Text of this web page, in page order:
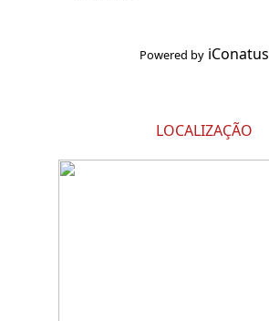
Powered by iConatus
LOCALIZAÇÃO